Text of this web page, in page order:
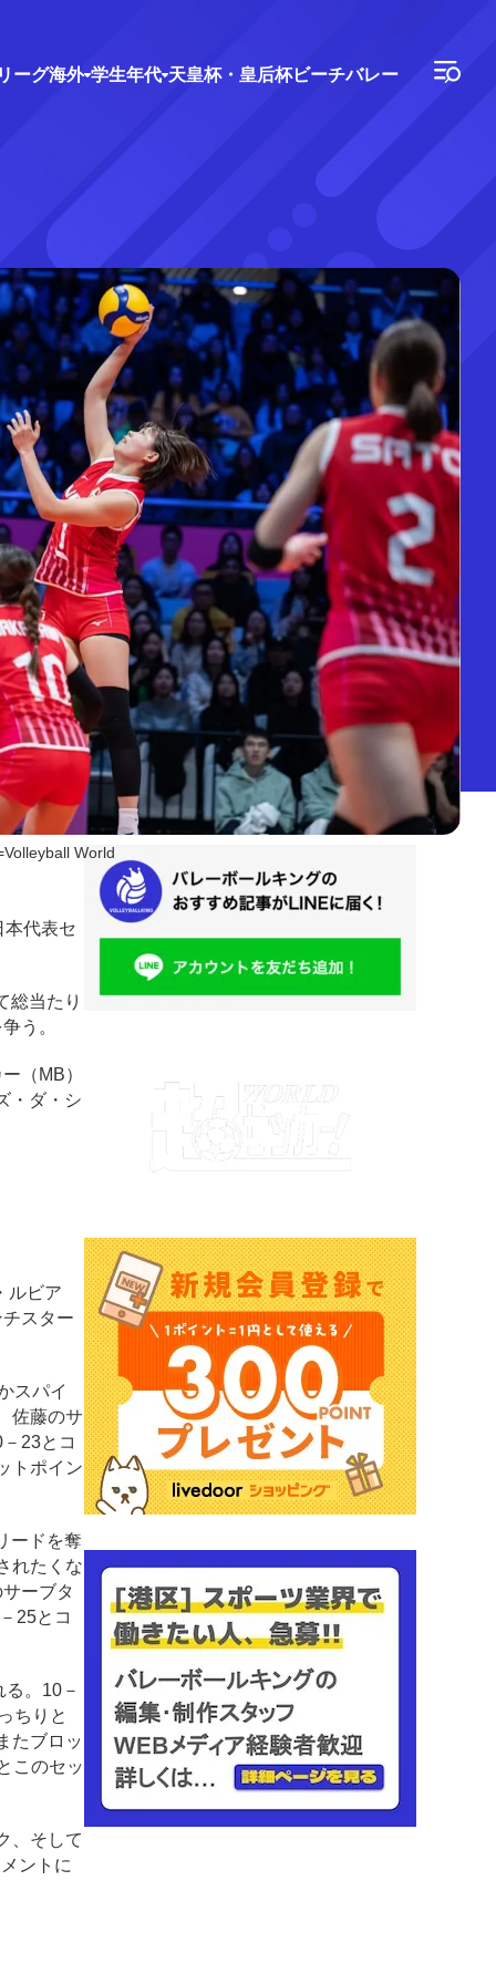
ーグ海外 学生年代 天皇杯・皇后杯ビーチバレー
World
代表セ
総当たり
う。
（MB）
・ダ・シ
ルビア
スター
スパイ
佐藤のサ
23とコ
トポイン
ードを奪
れたくな
ーブタ
25とコ
。10－
ちりと
たブロッ
このセッ
、そして
ントに